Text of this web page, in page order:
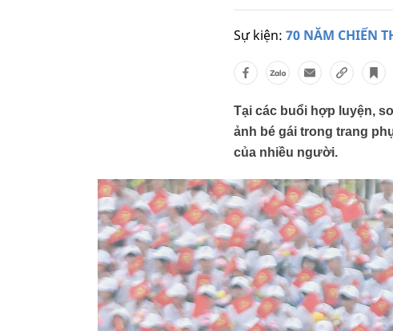
Sự kiện: 70 NĂM CHIẾN
Tại các buổi hợp luyện,
ảnh bé gái trong trang
của nhiều người.